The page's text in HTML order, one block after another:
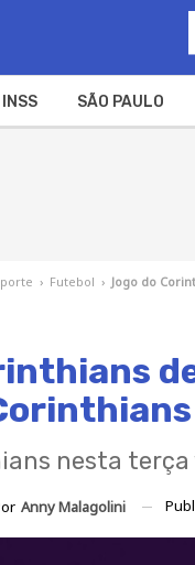
INSS SÃO PAULO
› Futebol › Jogo do
nesta terça
Anny Malagolini